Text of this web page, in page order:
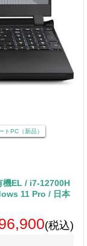
トPC（新品）
EL / i7-12700H
11 Pro / 日本
(税込)